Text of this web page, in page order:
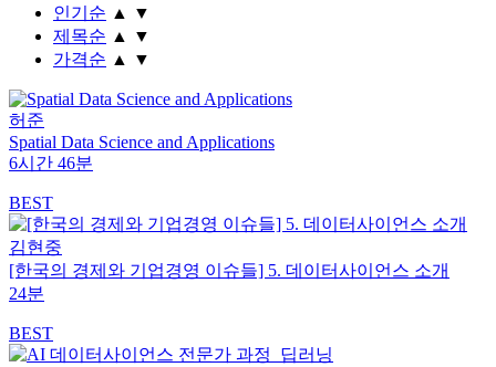
인기순 ▲
▼
제목순 ▲
▼
가격순 ▲ ▼
허준
Spatial Data Science and Applications
6시간 46분
BEST
김현중
[한국의 경제와 기업경영 이슈들] 5. 데이터사이언스 소개
24분
BEST